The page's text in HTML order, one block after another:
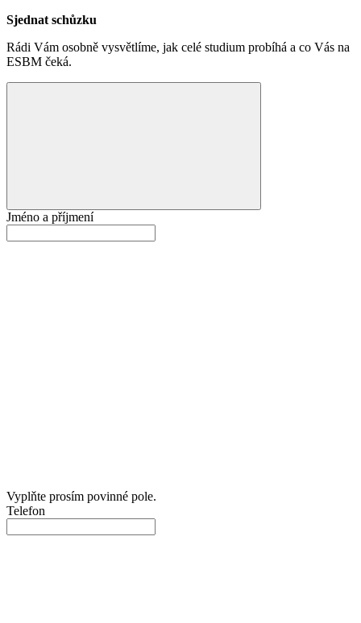
Sjednat schůzku
Rádi Vám osobně vysvětlíme, jak celé studium probíhá a co Vás na
ESBM čeká.
Jméno a příjmení
Vyplňte prosím povinné pole.
Telefon